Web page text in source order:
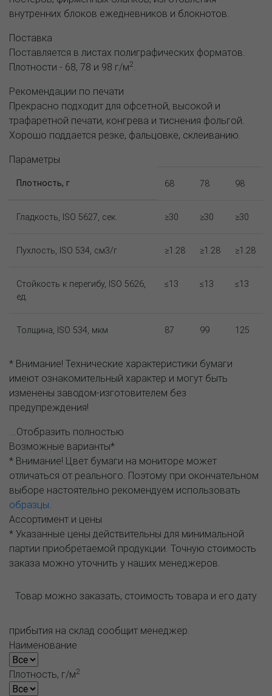
внутренних блоков ежедневников и блокнотов.
Поставка
Поставляется в листах полиграфических форматов.
Плотности - 68, 78 и 98 г/м2
Рекомендации по печати
Прекрасно подходит для офсетной, высокой и
трафаретной печати, конгрева и тиснения фольгой.
Хорошо поддается резке, фальцовке, склеиванию.
Параметры
Плотность, г 68 78 98
Гладкость, ISO 5627, сек. ≥30 ≥30 ≥30
Пухлость, ISO 534, см3/г ≥1.28 ≥1.28 ≥1.28
Стойкость к перегибу, ISO 5626,
ед.
≤13 ≤13 ≤13
Толщина, ISO 534, мкм 87 99 125
* Внимание! Технические характеристики бумаги
имеют ознакомительный характер и могут быть
изменены заводом-изготовителем без
предупреждения!
...Отобразить полностью
Возможные варианты*
* Внимание! Цвет бумаги на мониторе может
отличаться от реального. Поэтому при окончательном
выборе настоятельно рекомендуем использовать
образцы
Ассортимент и цены
* Указанные цены действительны для минимальной
партии приобретаемой продукции. Точную стоимость
заказа можно уточнить у наших менеджеров.
Товар можно заказать, стоимость товара и его дату
прибытия на склад сообщит менеджер.
Наименование
Плотность, г/м2